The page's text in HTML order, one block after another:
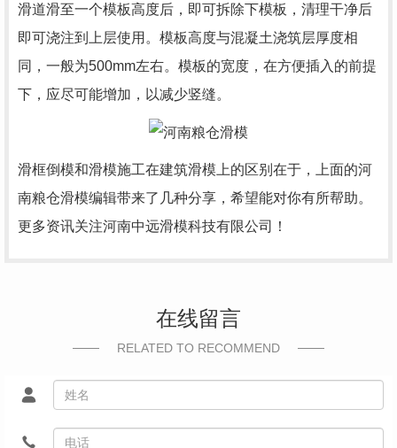
滑道滑至一个模板高度后，即可拆除下模板，清理干净后
即可浇注到上层使用。模板高度与混凝土浇筑层厚度相
同，一般为500mm左右。模板的宽度，在方便插入的前提
下，应尽可能增加，以减少竖缝。
滑框倒模和滑模施工在建筑滑模上的区别在于，上面的河
南粮仓滑模编辑带来了几种分享，希望能对你有所帮助。
更多资讯关注河南中远滑模科技有限公司！
在线留言
RELATED TO RECOMMEND